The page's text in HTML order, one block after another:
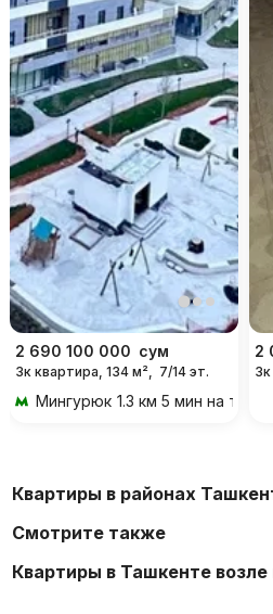
2 690 100 000 сум
3к квартира, 134 м², 7/14 эт.
Мингурюк 1.3 км 5 мин на
2
Квартиры в районах
Смотрите также
Квартиры в Ташкенте